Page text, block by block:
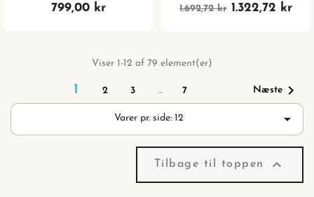
799,00 kr
1.692,72 kr 1.322,72 kr
Viser 1-12 af 79 element(er)
1 2 3 … 7 Næste 
Varer pr. side: 12 
Tilbage til toppen 